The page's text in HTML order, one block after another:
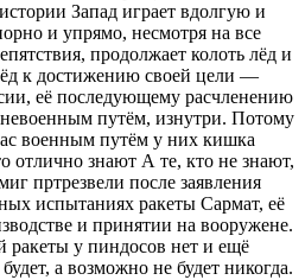
Запад играет вдолгую и
и упрямо, несмотря на все
продолжает колоть лёд и
к достижению своей цели —
её последующему расчленению
путём, изнутри. Потому
военным путём у них кишка
отлично знают А те, кто не знают,
пртрезвели после заявления
испытаниях ракеты Сармат, её
и принятии на вооружене.
ракеты у пиндосов нет и ещё
а возможно не будет никогда.